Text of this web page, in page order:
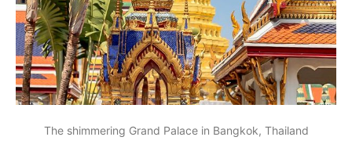
The shimmering Grand Palace in Bangkok, Thailand